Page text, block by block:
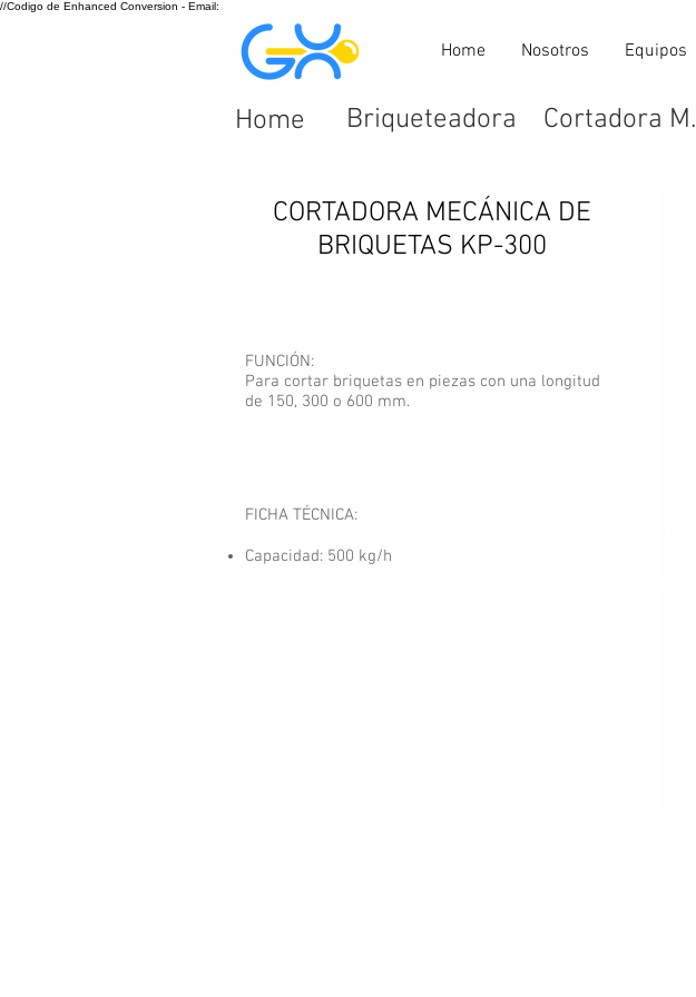
//Codigo de Enhanced Conversion - Email:
Home Nosotros Equipos
Briqueteadora
Home Cortadora M.
CORTADORA MECÁNICA DE
BRIQUETAS KP-300
FUNCIÓN:​
Para cortar briquetas en piezas con una longitud
de 150, 300 o 600 mm.
FICHA TÉCNICA:
Capacidad: 500 kg/h